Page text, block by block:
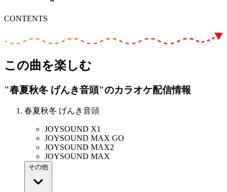
CONTENTS
この曲を楽しむ
"春夏秋冬 げんき音頭"のカラオケ配信情報
春夏秋冬 げんき音頭
JOYSOUND X1
JOYSOUND MAX GO
JOYSOUND MAX2
JOYSOUND MAX
その他